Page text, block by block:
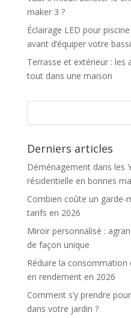
maker 3 ?
Éclairage LED pour
avant d’équiper votre
Terrasse et extérieur : les
tout dans une maison
Derniers articles
Déménagement dans les
résidentielle en bonnes
Combien coûte un garde-
tarifs en 2026
Miroir personnalisé :
de façon unique
Réduire la consommation
en rendement en 2026
Comment s’y prendre
dans votre jardin ?